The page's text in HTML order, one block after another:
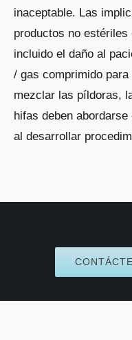
inaceptable. Las
productos no estériles
incluido el daño al
/ gas comprimido
mezclar las píldoras,
hifas deben abordarse
al desarrollar